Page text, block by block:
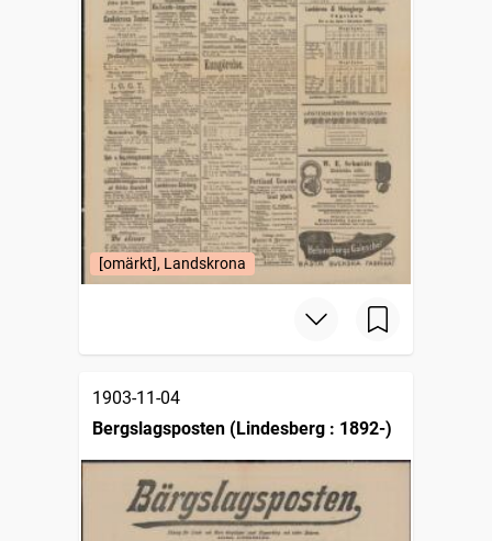
[omärkt], Landskrona
1903-11-04
Bergslagsposten (Lindesberg : 1892-)